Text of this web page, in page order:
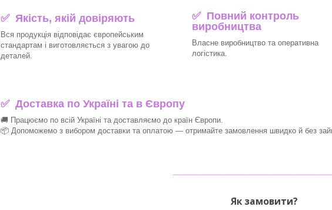
✅ Якість, якій довіряють
Вся продукція відповідає європейським
стандартам і виготовляється з увагою до
деталей.
✅ Повний контроль
виробництва
Власне виробництво та оперативна
логістика.
✅Доставка по Україні та в Європу
🚚 Працюємо по всій Україні та доставляємо до країн Європи.
📦 Допоможемо з вибором доставки та оплатою — отримайте замовлення швидко й без
Як замовити?